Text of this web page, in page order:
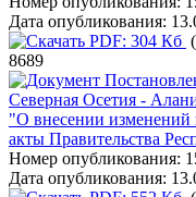
Дата опубликования:
PDF: 304 Кб
8689
Северная Осетия -
"О внесении изменений
акты Правительства
Номер опубликования:
Дата опубликования: